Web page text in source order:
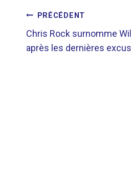
DE
PRÉCÉDENT
Chris Rock surnomme
après les dernières